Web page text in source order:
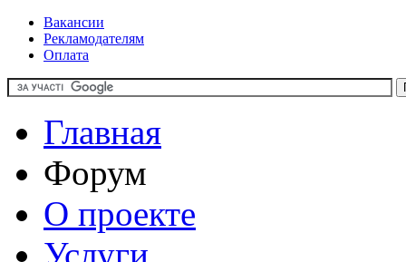
Вакансии
Рекламодателям
Оплата
Главная
Форум
О проекте